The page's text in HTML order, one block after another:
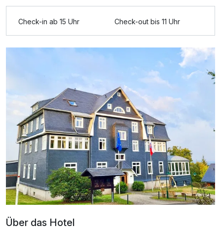
Doppelzimmer Klassik
2 Erwachsene
Check-in ab 15 Uhr Check-out bis 11 Uhr
Über das Hotel